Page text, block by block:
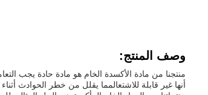
وصف المنتج:
منتجنا من مادة الأكسدة الخام هو مادة حادة يجب
أنها غير قابلة للاشتعالمما يقلل من خطر الحوادث أثناء